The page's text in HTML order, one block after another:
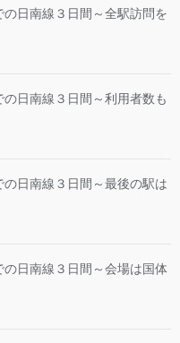
日南線３日間～全駅訪問を
日南線３日間～利用者数も
日南線３日間～最後の駅は
日南線３日間～会場は国体